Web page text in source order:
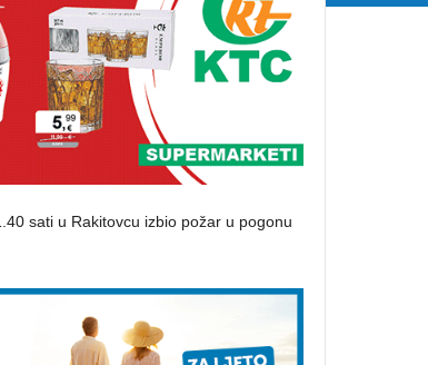
sati u Rakitovcu izbio požar u pogonu